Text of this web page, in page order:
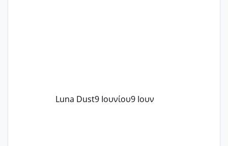
Luna Dust9 Ιουνίου9 Ιουν